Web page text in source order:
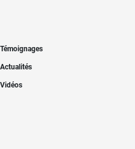
Témoignages
Actualités
Vidéos